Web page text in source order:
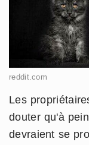
reddit.com
Les
douter qu'à
devraient se